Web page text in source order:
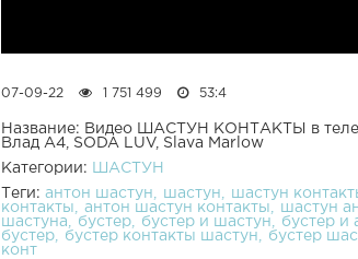
07-09-22 1 751 499 53:4
Название: Видео ШАСТУН КОНТАКТЫ в
Влад А4, SODA LUV, Slava Marlow
Категории:
ШАСТУН
Теги: антон шастун шастун шастун
контакты
антон шастун контакты шастун
шастуна
бустер бустер и шастун бустер и
бустер
бустер контакты шастун бустер
конт